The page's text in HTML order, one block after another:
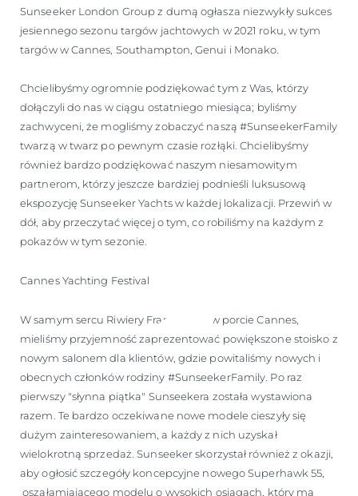
Sunseeker London Group z dumą ogłasza niezwykły sukces
jesiennego sezonu targów jachtowych w 2021 roku, w tym
targów w Cannes, Southampton, Genui i Monako.
Chcielibyśmy ogromnie podziękować tym z Was, którzy
dołączyli do nas w ciągu ostatniego miesiąca; byliśmy
zachwyceni, że mogliśmy zobaczyć naszą #SunseekerFamily
twarzą w twarz po pewnym czasie rozłąki. Chcielibyśmy
również bardzo podziękować naszym niesamowitym
partnerom, którzy jeszcze bardziej podnieśli luksusową
ekspozycję Sunseeker Yachts w każdej lokalizacji. Przewiń w
dół, aby przeczytać więcej o tym, co robiliśmy na każdym z
pokazów w tym sezonie.
Cannes Yachting Festival
W samym sercu Riwiery Francuskiej, w porcie Cannes,
mieliśmy przyjemność zaprezentować powiększone stoisko z
nowym salonem dla klientów, gdzie powitaliśmy nowych i
obecnych członków rodziny #SunseekerFamily. Po raz
pierwszy "słynna piątka" Sunseekera została wystawiona
razem. Te bardzo oczekiwane nowe modele cieszyły się
dużym zainteresowaniem, a każdy z nich uzyskał
wielokrotną sprzedaż. Sunseeker skorzystał również z okazji,
aby ogłosić szczegóły koncepcyjne nowego Superhawk 55,
oszałamiającego modelu o wysokich osiągach, który ma